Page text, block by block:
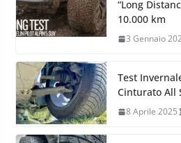
“Long
10.000 km
3 Gennaio
Test
Cinturato All
8 Aprile 2025